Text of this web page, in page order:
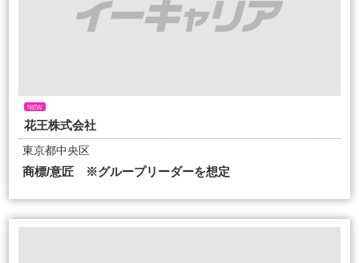
NEW
花王株式会社
東京都中央区
商標/意匠 ※グループリーダーを想定